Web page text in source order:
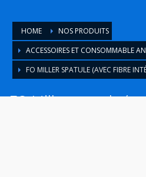
HOME
NOS PRODUITS
ACCESSOIRES ET CONSOMMABLE
FO MILLER SPATULE (AVEC FIBRE
FO Miller spatule